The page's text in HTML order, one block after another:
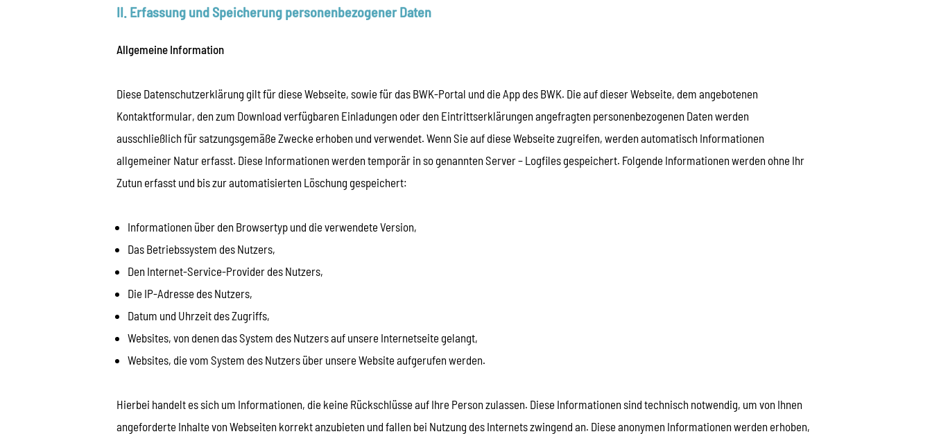
II. Erfassung und Speicherung personenbezogener Daten
Allgemeine Information
Diese Datenschutzerklärung gilt für diese Webseite, sowie für das BWK-Portal und die App des BWK. Die auf dieser Webseite, dem angebotenen
Kontaktformular, den zum Download verfügbaren Einladungen oder den Eintrittserklärungen angefragten personenbezogenen Daten werden
ausschließlich für satzungsgemäße Zwecke erhoben und verwendet. Wenn Sie auf diese Webseite zugreifen, werden automatisch Informationen
allgemeiner Natur erfasst. Diese Informationen werden temporär in so genannten Server – Logfiles gespeichert. Folgende Informationen werden ohne Ihr
Zutun erfasst und bis zur automatisierten Löschung gespeichert:
Informationen über den Browsertyp und die verwendete Version,
Das Betriebssystem des Nutzers,
Den Internet-Service-Provider des Nutzers,
Die IP-Adresse des Nutzers,
Datum und Uhrzeit des Zugriffs,
Websites, von denen das System des Nutzers auf unsere Internetseite gelangt,
Websites, die vom System des Nutzers über unsere Website aufgerufen werden.
Hierbei handelt es sich um Informationen, die keine Rückschlüsse auf Ihre Person zulassen. Diese Informationen sind technisch notwendig, um von Ihnen
angeforderte Inhalte von Webseiten korrekt anzubieten und fallen bei Nutzung des Internets zwingend an. Diese anonymen Informationen werden erhoben,